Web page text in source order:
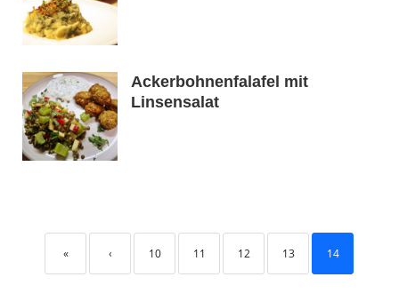
Ackerbohnenfalafel mit
Linsensalat
« ‹ 10 11 12 13 14